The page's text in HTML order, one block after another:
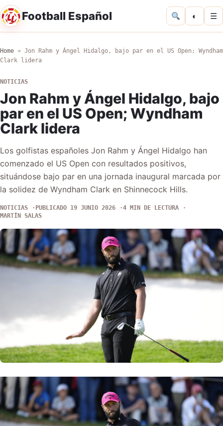
Football Español ◐ ☰
Home » Jon Rahm y Ángel Hidalgo, bajo par en el US Open; Wyndham
Clark lidera
NOTICIAS
Jon Rahm y Ángel Hidalgo, bajo
par en el US Open; Wyndham
Clark lidera
Los golfistas españoles Jon Rahm y Ángel Hidalgo han
comenzado el US Open con resultados positivos,
situándose bajo par en una jornada inaugural marcada por
la solidez de Wyndham Clark en Shinnecock Hills.
NOTICIAS PUBLICADO 19 JUNIO 2026
4 MIN DE LECTURA
MARTÍN SALAS